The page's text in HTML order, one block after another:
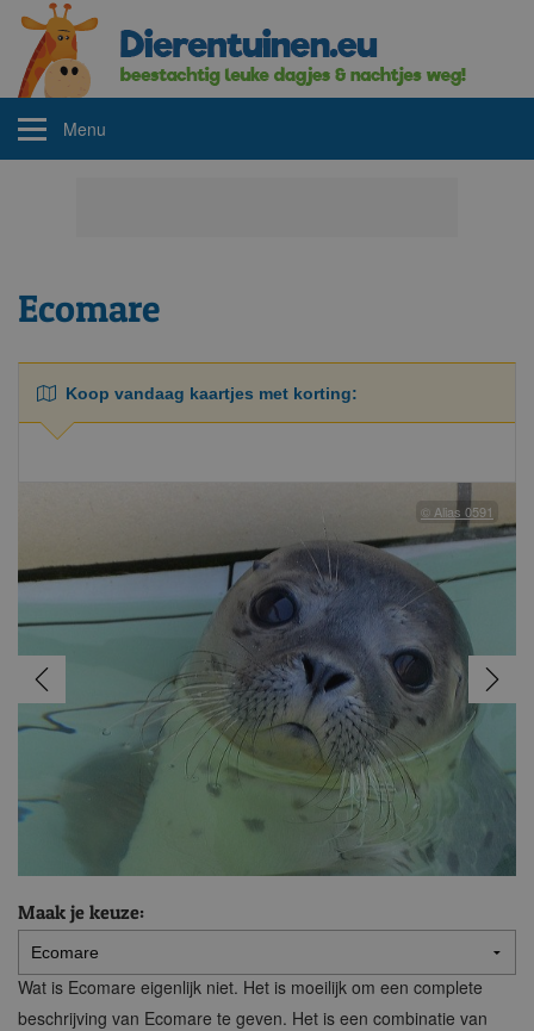
Menu
Ecomare
Koop vandaag kaartjes met korting:
© Alias 0591
Maak je keuze:
Wat is Ecomare eigenlijk niet. Het is moeilijk om een complete
beschrijving van Ecomare te geven. Het is een combinatie van